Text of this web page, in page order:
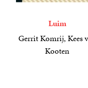
Luim
Gerrit Komrij, Kees
Kooten